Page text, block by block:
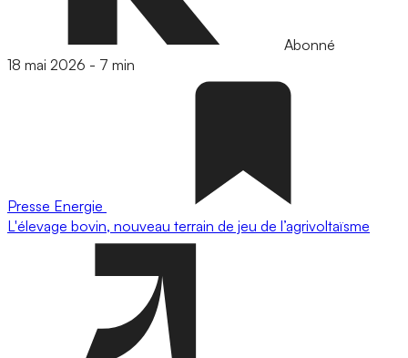
Abonné
18 mai 2026 - 7 min
Presse Energie
L'élevage bovin, nouveau terrain de jeu de l’agrivoltaïsme